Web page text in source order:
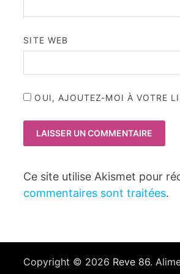
SITE WEB
OUI, AJOUTEZ-MOI À VOTRE
Ce site utilise Akismet pour
commentaires sont traitées.
Copyright © 2026 Reve 86.